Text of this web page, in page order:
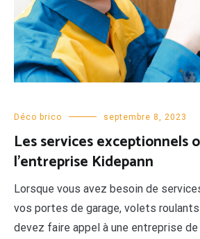
Déco brico septembre 8, 2023
Les services exceptionnels
l’entreprise Kidepann
Lorsque vous avez besoin de
vos portes de garage, volets
devez faire appel à une entreprise de